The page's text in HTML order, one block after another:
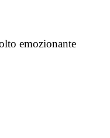
emozionante